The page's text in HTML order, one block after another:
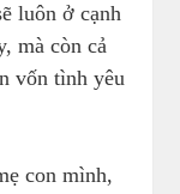
luôn ở cạnh
mà còn cả
vốn tình yêu
con mình,